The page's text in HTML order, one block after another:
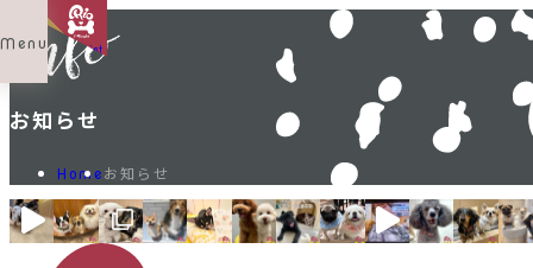
Menu Shop List
お知らせ
Home お知らせ